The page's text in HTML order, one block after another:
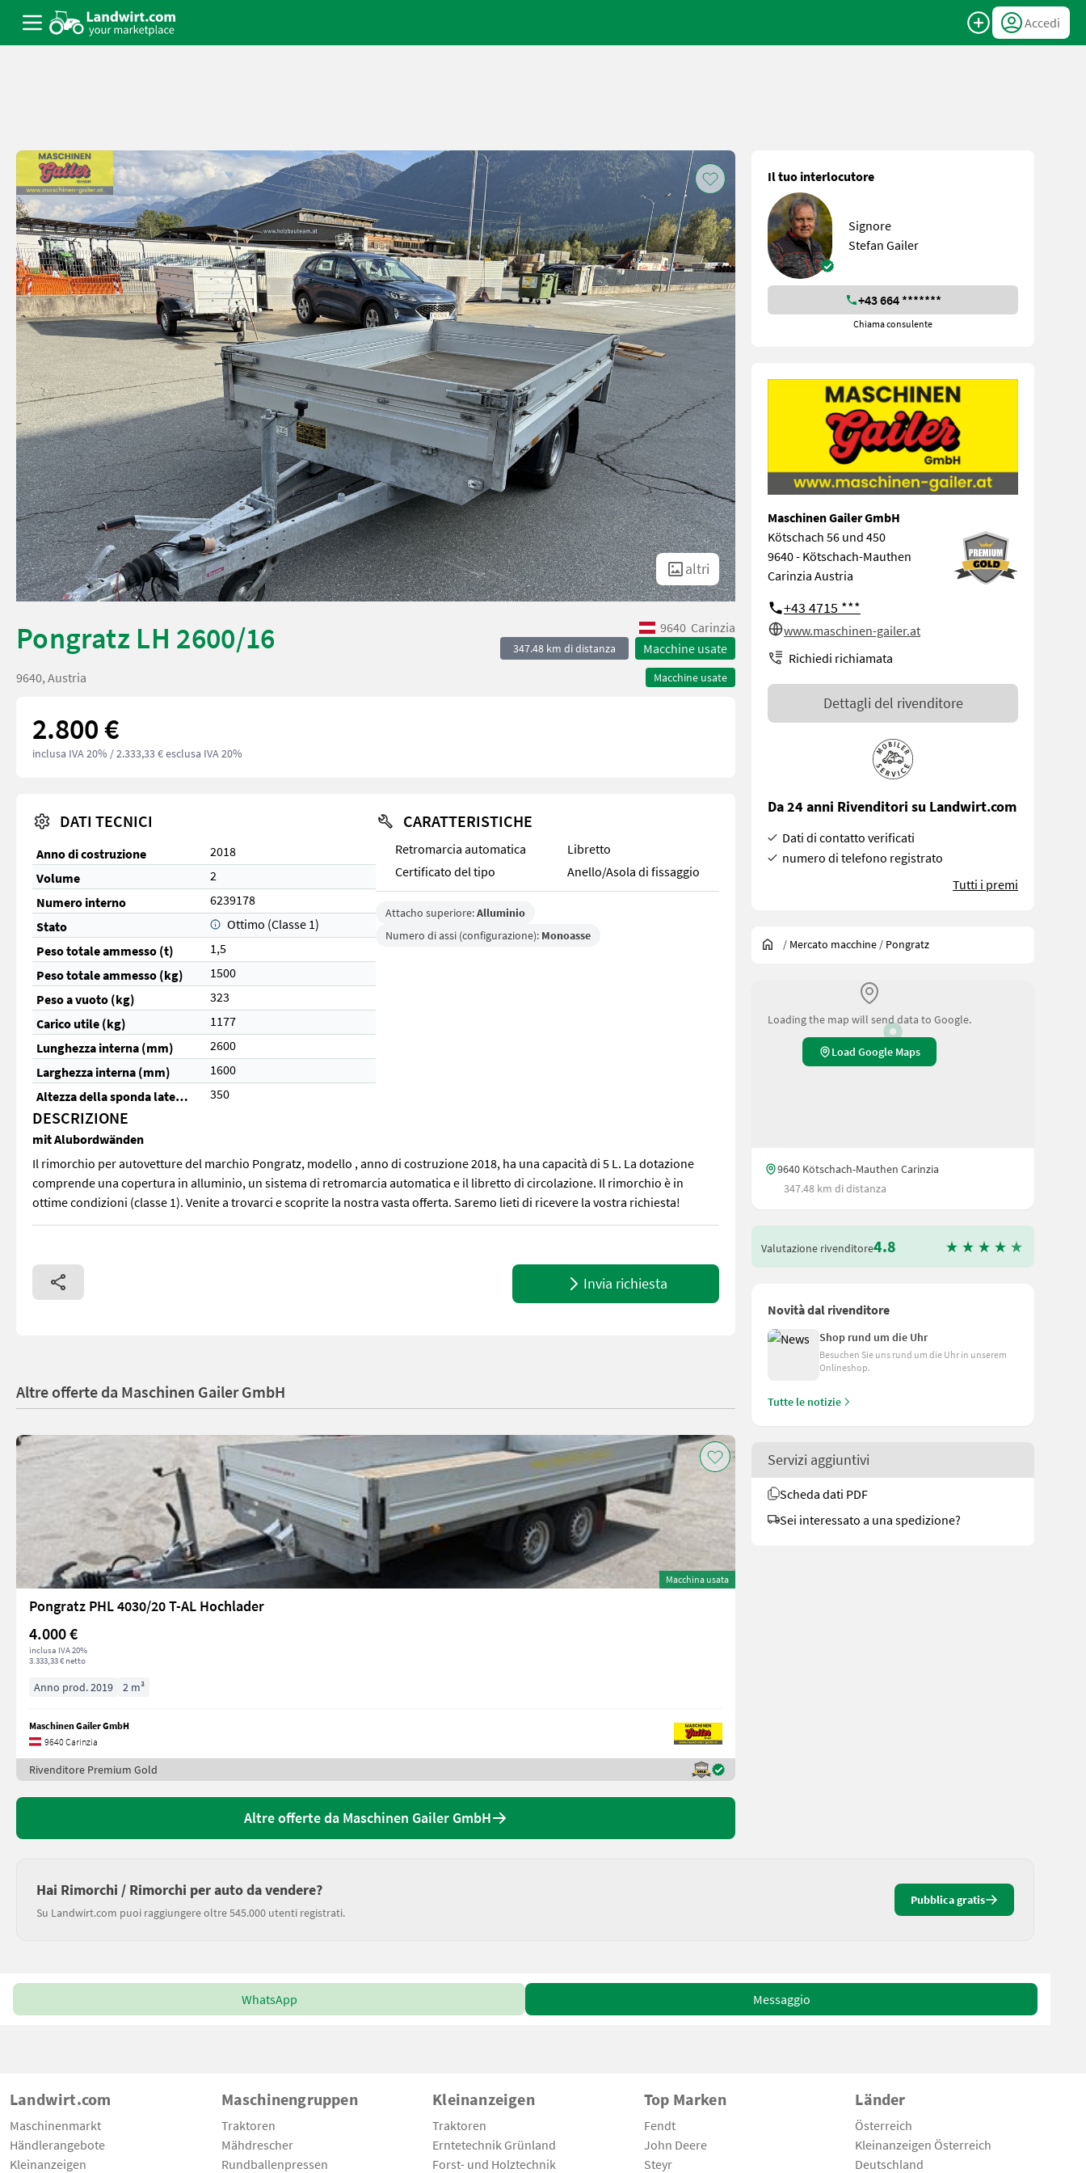
Accedi
altri
Pongratz LH 2600/16 9640 Carinzia
347.48 km di distanza Macchine usate
Macchine usate
9640, Austria
2.800 €
inclusa IVA 20% / 2.333,33 € esclusa IVA 20%
DATI TECNICI
Anno di costruzione
2018
Volume
2
Numero interno
6239178
Stato
Ottimo (Classe 1)
Peso totale ammesso (t)
1,5
Peso totale ammesso (kg)
1500
Peso a vuoto (kg)
323
Carico utile (kg)
1177
Lunghezza interna (mm)
2600
Larghezza interna (mm)
1600
Altezza della sponda laterale (mm)
350
CARATTERISTICHE
Retromarcia automatica
Libretto
Certificato del tipo
Anello/Asola di fissaggio
Attacho superiore:Alluminio
Numero di assi (configurazione): Monoasse
DESCRIZIONE
mit Alubordwänden
Il rimorchio per autovetture del marchio Pongratz, modello , anno di costruzione 2018, ha una capacità di 5 L. La dotazione
comprende una copertura in alluminio, un sistema di retromarcia automatica e il libretto di circolazione. Il rimorchio è in
ottime condizioni (classe 1). Venite a trovarci e scoprite la nostra vasta offerta. Saremo lieti di ricevere la vostra richiesta!
Il rimorchio per autovetture del marchio Pongratz, modello , anno di costruzione 2018, ha una capacità di 5 L. La dotazione comprende una copertura in alluminio, un sistema di retromarcia
Invia richiesta
Il tuo interlocutore
Signore
Stefan Gailer
+43 664 *******
Chiama consulente
Maschinen Gailer GmbH
Kötschach 56 und 450
9640 - Kötschach-Mauthen
Carinzia Austria
+43 4715 ***
www.maschinen-gailer.at
Richiedi richiamata
Dettagli del rivenditore
Da 24 anni Rivenditori su Landwirt.com
Dati di contatto verificati
numero di telefono registrato
Tutti i premi
/ Mercato macchine / Pongratz
Loading the map will send data to Google.
Load Google Maps
9640 Kötschach-Mauthen Carinzia
347.48 km di distanza
Valutazione rivenditore4.8
Novità dal rivenditore
Shop rund um die Uhr
Besuchen Sie uns rund um die Uhr in unserem
Onlineshop.
Tutte le notizie
Servizi aggiuntivi
Scheda dati PDF
Sei interessato a una spedizione?
Altre offerte da Maschinen Gailer GmbH
Macchina usata
Pongratz PHL 4030/20 T-AL Hochlader
4.000 €
inclusa IVA 20%
3.333,33 € netto
Anno prod. 2019 2 m³
Maschinen Gailer GmbH
9640 Carinzia
Rivenditore Premium Gold
Altre offerte da Maschinen Gailer GmbH
Hai Rimorchi / Rimorchi per auto da vendere?
Su Landwirt.com puoi raggiungere oltre 545.000 utenti registrati.
Pubblica gratis
WhatsApp Messaggio
Landwirt.com
Maschinenmarkt
Händlerangebote
Kleinanzeigen
Maschinengruppen
Traktoren
Mähdrescher
Rundballenpressen
Kleinanzeigen
Traktoren
Erntetechnik Grünland
Forst- und Holztechnik
Top Marken
Fendt
John Deere
Steyr
Länder
Österreich
Kleinanzeigen Österreich
Deutschland